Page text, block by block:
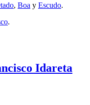
, Boa y Escudo.
.
Idareta